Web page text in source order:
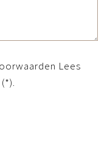
Lees
(*).